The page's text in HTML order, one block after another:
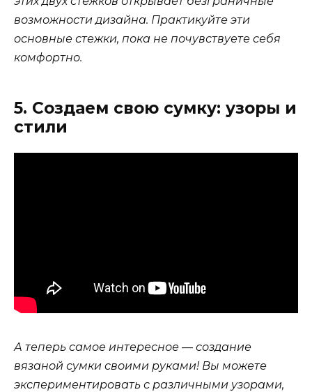
возможности дизайна. Практикуйте эти
основные стежки, пока не почувствуете себя
комфортно.
5. Создаем свою сумку: узоры и
стили
А теперь самое интересное — создание
вязаной сумки своими руками! Вы можете
экспериментировать с различными узорами,